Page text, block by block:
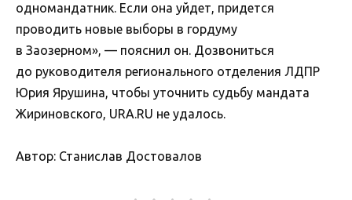
одномандатник. Если она уйдет, придется
проводить новые выборы в гордуму
в Заозерном», — пояснил он. Дозвониться
до руководителя регионального отделения ЛДПР
Юрия Ярушина, чтобы уточнить судьбу мандата
Жириновского, URA.RU не удалось.
Автор: Станислав Достовалов